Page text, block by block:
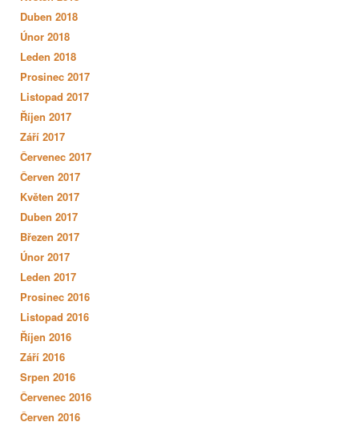
Duben 2018
Únor 2018
Leden 2018
Prosinec 2017
Listopad 2017
Říjen 2017
Září 2017
Červenec 2017
Červen 2017
Květen 2017
Duben 2017
Březen 2017
Únor 2017
Leden 2017
Prosinec 2016
Listopad 2016
Říjen 2016
Září 2016
Srpen 2016
Červenec 2016
Červen 2016